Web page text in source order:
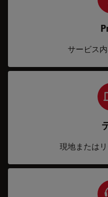
サービス
現地または